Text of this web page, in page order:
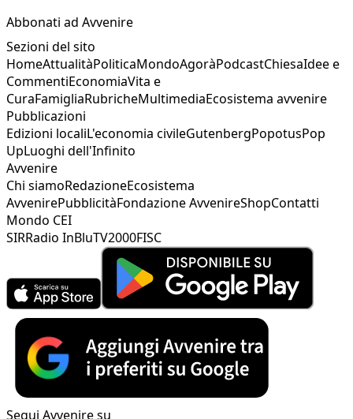
Abbonati ad Avvenire
Sezioni del sito
HomeAttualitàPoliticaMondoAgoràPodcastChiesaIdee e
CommentiEconomiaVita e
CuraFamigliaRubricheMultimediaEcosistema avvenire
Pubblicazioni
Edizioni localiL'economia civileGutenbergPopotusPop
UpLuoghi dell'Infinito
Avvenire
Chi siamoRedazioneEcosistema
AvvenirePubblicitàFondazione AvvenireShopContatti
Mondo CEI
SIRRadio InBluTV2000FISC
Segui Avvenire su